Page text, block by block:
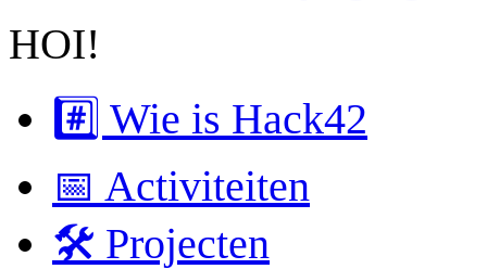
HOI!
#️⃣ Wie is Hack42
📅 Activiteiten
🛠 Projecten